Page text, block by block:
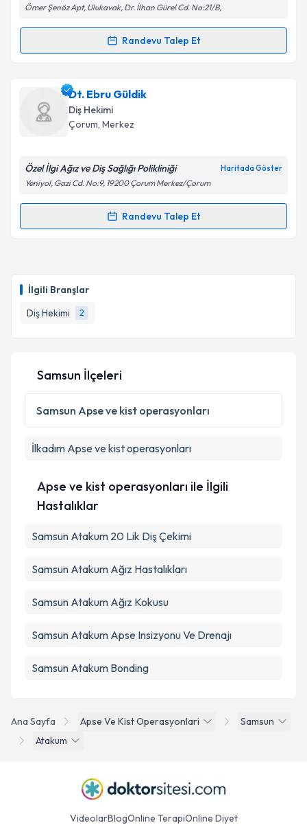
İlgili Branşlar
Diş Hekimi
2
Kişisel verilerimin işlenmesine ilişkinAydınlatma
'ni okudum ve kişisel verilerimin belirtilen
kapsamda işlenmesini kabul ediyorum.
Takvim Talebini Gönder
Ömer Şenöz Apt, Ulukavak, Dr. İlhan Gürel Cd. No:21/B,
Randevu Talep Et
Randevu Takvimi Talebi
Dt. Seval Songül Sezer
oluşturun. Size bu uzmandan randevu almanız için bir
takvim hazırlandığında e-posta ile bilgilendireceğiz.
Kişisel verilerimin işlenmesine ilişkin
Metni'ni okudum ve kişisel verilerimin belirtilen
Dt. Ebru Güldik
Diş Hekimi
Çorum, Merkez
Özel İlgi Ağız ve Diş Sağlığı Polikliniği Haritada Göster
Yeniyol, Gazi Cd. No:9, 19200 Çorum Merkez/Çorum
Randevu Talep Et
Randevu Takvimi Talebi
hazırlandığında e-posta ile bilgilendireceğiz.
E-posta Adresiniz
Kişisel verilerimin işlenmesine ilişkinAydınlatma
Metni
'ni okudum ve kişisel verilerimin belirtilen
kapsamda işlenmesini kabul ediyorum.
Ana Sayfa Apse Ve Kist Operasyonlari
Samsun
Atakum
Samsun İlçeleri
Samsun Apse ve kist operasyonları
İlkadım Apse ve kist operasyonları
Apse ve kist operasyonları ile İlgili
Hastalıklar
Samsun Atakum 20 Lik Diş Çekimi
Samsun Atakum Ağız Hastalıkları
Samsun Atakum Ağız Kokusu
Samsun Atakum Apse Insizyonu Ve Drenajı
Samsun Atakum Bonding
VideolarBlogOnline TerapiOnline Diyet